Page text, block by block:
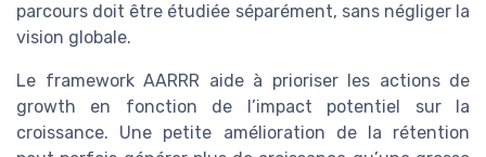
parcours doit être étudiée séparément, sans négliger la
vision globale.
Le framework AARRR aide à prioriser les actions de
growth en fonction de l’impact potentiel sur la
croissance. Une petite amélioration de la rétention